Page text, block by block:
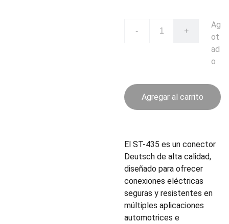
- +
Ag
ot
ad
o
Agregar al carrito
El ST-435 es un conector
Deutsch de alta calidad,
diseñado para ofrecer
conexiones eléctricas
seguras y resistentes en
múltiples aplicaciones
automotrices e